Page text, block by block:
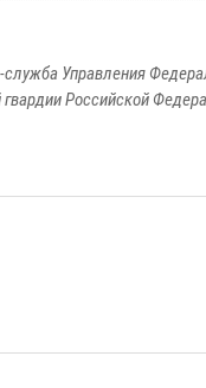
служба Управления
Российской